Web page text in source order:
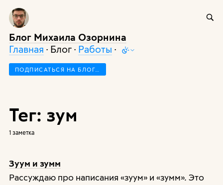
Блог Михаила Озорнина
Главная · Блог · Работы ·
ПОДПИСАТЬСЯ НА БЛОГ…
Тег: зум
1 заметка
Зуум и зумм
Рассуждаю про написания «зуум» и «зумм». Это